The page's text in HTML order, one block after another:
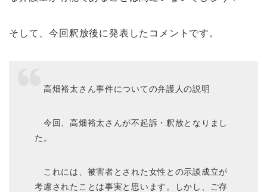
そして、今回釈放後に発表したコメントです。
高畑裕太さん事件についての弁護人の説明
今回、高畑裕太さんが不起訴・釈放となりまし
た。
これには、被害者とされた女性との示談成立が
考慮されたことは事実と思います。しかし、ご存